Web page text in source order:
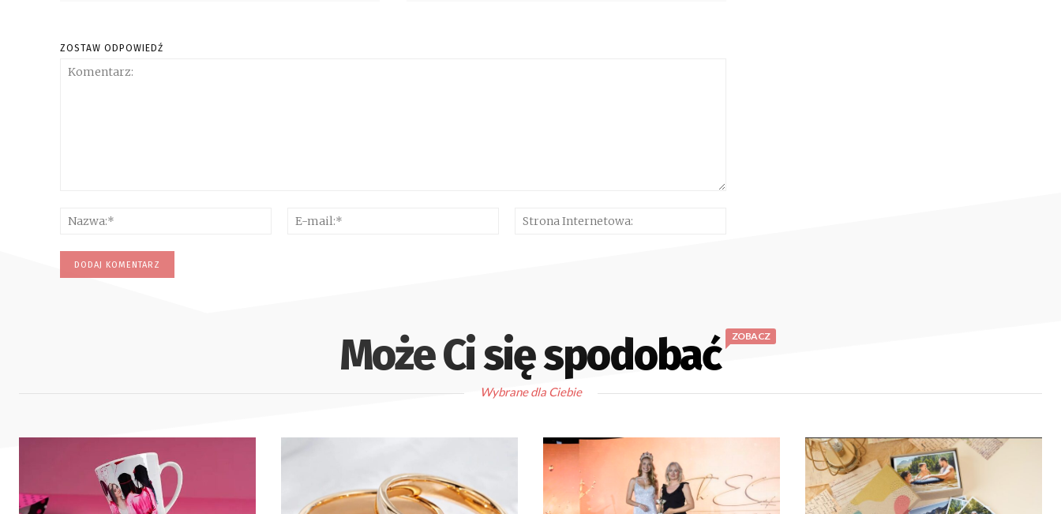
ZOSTAW ODPOWIEDŹ
Nazwa:*
Może Ci się spodobać ZOBACZ
Wybrane dla Ciebie